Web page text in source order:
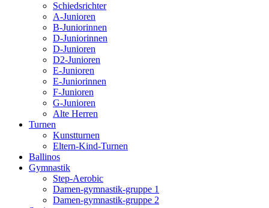
Schiedsrichter
A-Junioren
B-Juniorinnen
D-Juniorinnen
D-Junioren
D2-Junioren
E-Junioren
E-Juniorinnen
F-Junioren
G-Junioren
Alte Herren
Turnen
Kunstturnen
Eltern-Kind-Turnen
Ballinos
Gymnastik
Step-Aerobic
Damen-gymnastik-gruppe 1
Damen-gymnastik-gruppe 2